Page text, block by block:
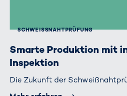
SCHWEISSNAHTPRÜFUNG
Smarte Produktion mit
Inspektion
Die Zukunft der